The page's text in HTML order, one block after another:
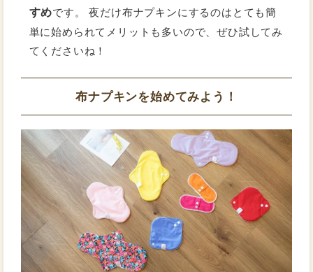
すめです。 夜だけ布ナプキンにするのはとても簡
単に始められてメリットも多いので、ぜひ試してみ
てくださいね！
布ナプキンを始めてみよう！